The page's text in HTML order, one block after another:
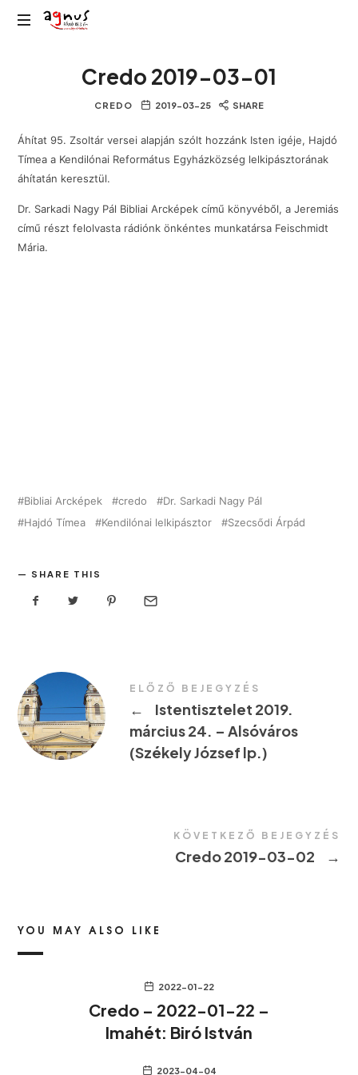
Agnus
közösségiCredo 2019-03-01
CREDO 2019-03-25 SHARE
Áhítat 95. Zsoltár versei alapján szólt hozzánk Isten igéje, Hajdó
Tímea a Kendilónai Református Egyházközség lelkipásztorának
áhítatán keresztül.
Dr. Sarkadi Nagy Pál Bibliai Arcképek című könyvéből, a Jeremiás
című részt felolvasta rádiónk önkéntes munkatársa Feischmidt
Mária.
Bibliai Arcképek credo
Dr. Sarkadi Nagy Pál
Hajdó Tímea
Kendilónai lelkipásztor Szecsődi Árpád
SHARE THIS
ELŐZŐ BEJEGYZÉS
←
Istentisztelet 2019.
március 24. – Alsóváros
(Székely József lp.)
KÖVETKEZŐ BEJEGYZÉS
Credo 2019-03-02 →
YOU MAY ALSO LIKE
2022-01-22
Credo – 2022-01-22 –
Imahét: Biró István
2023-04-04